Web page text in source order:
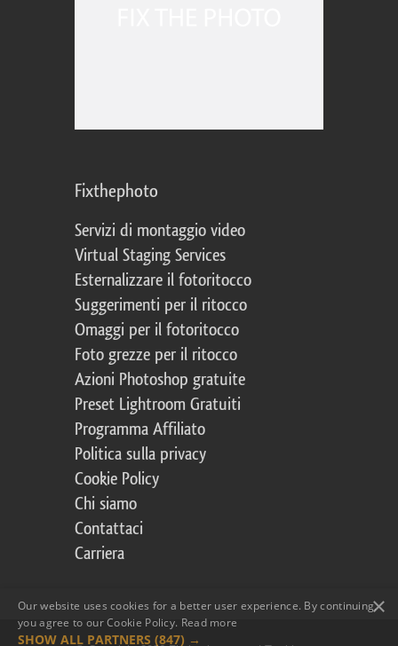
Fixthephoto
Servizi di montaggio video
Virtual Staging Services
Esternalizzare il fotoritocco
Suggerimenti per il ritocco
Omaggi per il fotoritocco
Foto grezze per il ritocco
Azioni Photoshop gratuite
Preset Lightroom Gratuiti
Programma Affiliato
Politica sulla privacy
Cookie Policy
Chi siamo
Contattaci
Carriera
×
Our website uses cookies for a better user experience. By continuing,
you agree to our Cookie Policy. Read more
SHOW ALL PARTNERS (847) →